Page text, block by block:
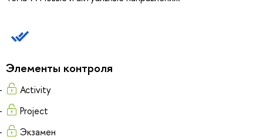
Элементы контроля
Activity
Project
Экзамен